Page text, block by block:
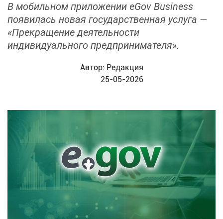
В мобильном приложении eGov Business
появилась новая государственная услуга —
«Прекращение деятельности
индивидуального предпринимателя».
Автор: Редакция
25-05-2026